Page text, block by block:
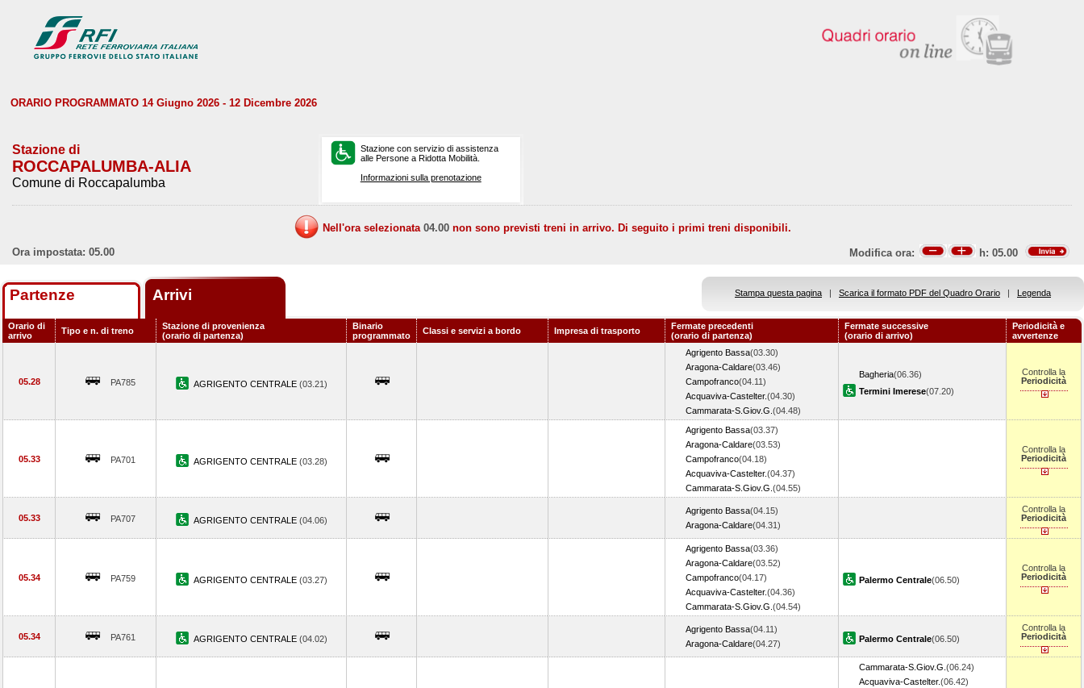
ORARIO PROGRAMMATO 14 Giugno 2026 - 12 Dicembre 2026
Stazione di
ROCCAPALUMBA-ALIA
Comune di Roccapalumba
Stazione con servizio di assistenza
alle Persone a Ridotta Mobilità.
Informazioni sulla prenotazione
Nell'ora selezionata 04.00 non sono previsti treni in arrivo. Di seguito i primi treni disponibili.
Ora impostata: 05.00
Modifica ora: h: 05.00
Partenze Arrivi Stampa questa pagina | Scarica il formato PDF del Quadro Orario | Legenda
Orario di
arrivo
Tipo e n. di treno
Stazione di provenienza
(orario di partenza)
Binario
programmato
Classi e servizi a bordo Impresa di trasporto
Fermate precedenti
(orario di partenza)
Fermate successive
(orario di arrivo)
Periodicità e
avvertenze
05.28 PA785 AGRIGENTO CENTRALE (03.21)
Agrigento Bassa(03.30)
Aragona-Caldare(03.46)
Campofranco(04.11)
Acquaviva-Castelter.(04.30)
Cammarata-S.Giov.G. (04.48)
Bagheria(06.36)
Termini Imerese(07.20)
Controlla la
Periodicità
05.33 PA701 AGRIGENTO CENTRALE (03.28)
Agrigento Bassa(03.37)
Aragona-Caldare(03.53)
Campofranco(04.18)
Acquaviva-Castelter.(04.37)
Cammarata-S.Giov.G. (04.55)
Controlla la
Periodicità
05.33 PA707 AGRIGENTO CENTRALE (04.06)
Agrigento Bassa(04.15)
Aragona-Caldare(04.31)
Controlla la
Periodicità
05.34 PA759 AGRIGENTO CENTRALE (03.27)
Agrigento Bassa(03.36)
Aragona-Caldare(03.52)
Campofranco(04.17)
Acquaviva-Castelter.(04.36)
Cammarata-S.Giov.G. (04.54)
Palermo Centrale(06.50)
Controlla la
Periodicità
05.34 PA761 AGRIGENTO CENTRALE (04.02)
Agrigento Bassa(04.11)
Aragona-Caldare(04.27) Palermo Centrale(06.50)
Controlla la
Periodicità
Cammarata-S.Giov.G. (06.24)
Acquaviva-Castelter.(06.42)